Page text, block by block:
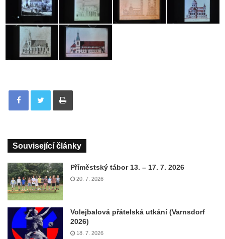
Tisknout
Související články
Příměstský tábor 13. – 17. 7. 2026
20. 7. 2026
Volejbalová přátelská utkání (Varnsdorf
2026)
18. 7. 2026